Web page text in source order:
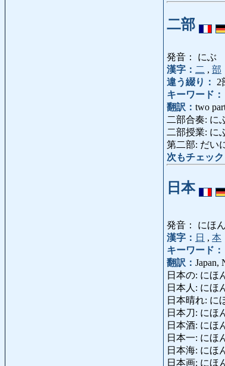
二部
発音： にぶ
漢字： 二 , 部
違う綴り：
2
キーワード：
翻訳： two
二部合奏: に
二部授業: に
第二部: だい
次もチェック
日本
発音： にほ
漢字： 日 , 本
キーワード：
翻訳： Japan,
日本の: にほ
日本人: にほ
日本晴れ: に
日本刀: にほ
日本酒: にほ
日本一: にほ
日本海: にほ
日本画: にほ